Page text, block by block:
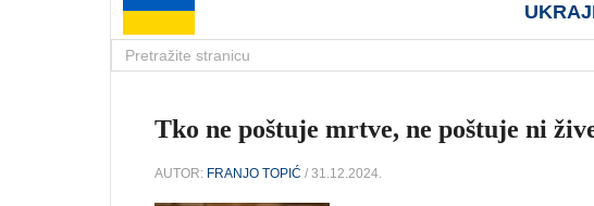
Tko ne poštuje mrtve, ne poštuje ni
AUTOR: FRANJO TOPIĆ / 31.12.2024.